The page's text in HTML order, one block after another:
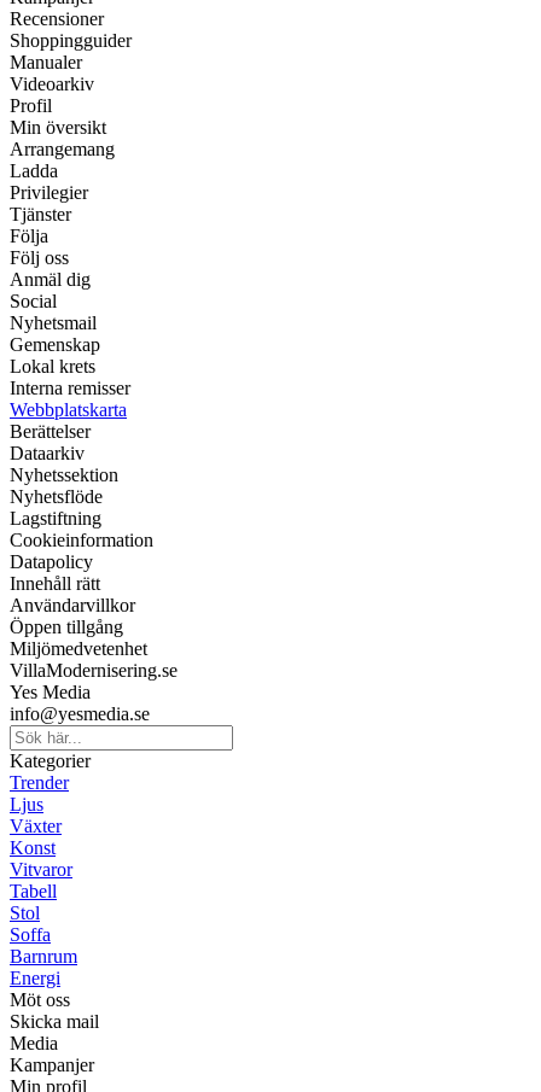
Recensioner
Shoppingguider
Manualer
Videoarkiv
Profil
Min översikt
Arrangemang
Ladda
Privilegier
Tjänster
Följa
Följ oss
Anmäl dig
Social
Nyhetsmail
Gemenskap
Lokal krets
Interna remisser
Webbplatskarta
Berättelser
Dataarkiv
Nyhetssektion
Nyhetsflöde
Lagstiftning
Cookieinformation
Datapolicy
Innehåll rätt
Användarvillkor
Öppen tillgång
Miljömedvetenhet
VillaModernisering.se
Yes Media
info@yesmedia.se
Kategorier
Trender
Ljus
Växter
Konst
Vitvaror
Tabell
Stol
Soffa
Barnrum
Energi
Möt oss
Skicka mail
Media
Kampanjer
Min profil